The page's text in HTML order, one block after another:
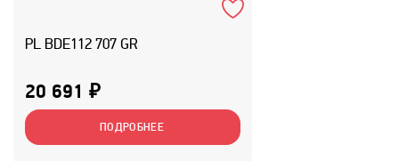
PL BDE112 707 GR
20 691 ₽
ПОДРОБНЕЕ